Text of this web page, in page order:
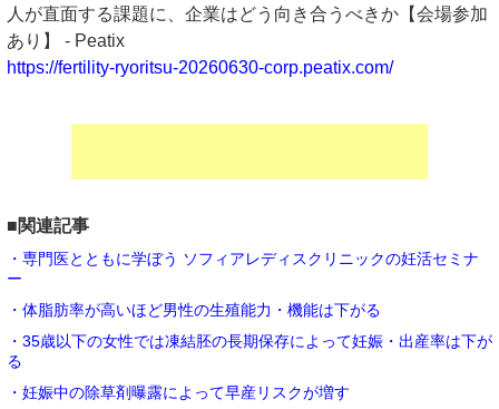
人が直面する課題に、企業はどう向き合うべきか【会場参加
あり】 ‐ Peatix
https://fertility-ryoritsu-20260630-corp.peatix.com/
■関連記事
・専門医とともに学ぼう ソフィアレディスクリニックの妊活セミナ
ー
・体脂肪率が高いほど男性の生殖能力・機能は下がる
・35歳以下の女性では凍結胚の長期保存によって妊娠・出産率は下が
る
・妊娠中の除草剤曝露によって早産リスクが増す